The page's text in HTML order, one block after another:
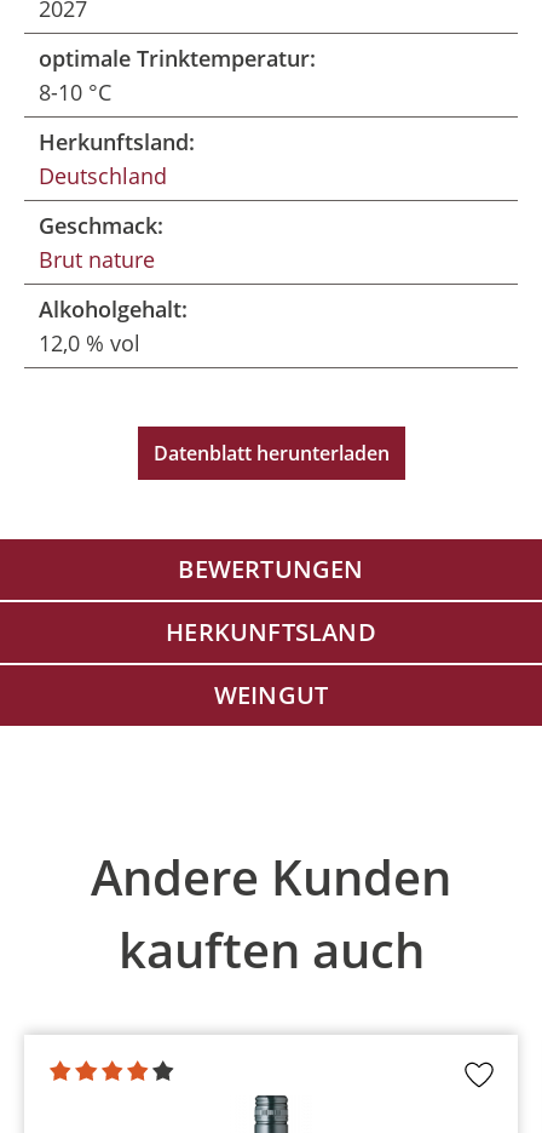
2027
optimale Trinktemperatur:
8-10 °C
Herkunftsland:
Deutschland
Geschmack:
Brut nature
Alkoholgehalt:
12,0 % vol
Datenblatt herunterladen
BEWERTUNGEN
HERKUNFTSLAND
WEINGUT
Andere Kunden
kauften auch